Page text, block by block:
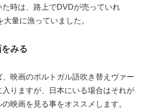
た時は、路上でDVDが売っていれ
量に漁っていました。
みる
映画のポルトガル語吹き替えヴァー
入りますが、日本にいる場合はそれが
映画を見る事をオススメします。